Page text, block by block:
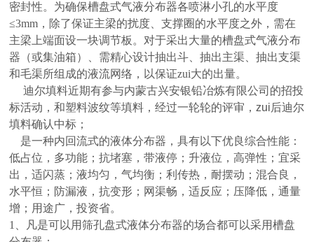
密封性。为确保槽盘式气液分布器各喷淋小孔的水平度
≤3mm，除了保证主梁的扰度、支撑圈的水平度之外，需在
主梁上端面设一块调节板。对于采出大量的槽盘式气液分布
器（或集油箱）、需精心设计抽出斗、抽出主渠、抽出支渠
和毛渠所组成的液流网络，以保证zui大的出量。
迪尔填料近期有参与内蒙古兴安银铅冶炼有限公司的招投
标活动，和塑料波纹等填料，经过一轮轮的评审，zui后迪尔
填料确认中标；
是一种内回流式的液体分布器，具有以下优良综合性能：
低占位，多功能；抗堵塞，带液停；升液位，高弹性；宜采
出，适闪蒸；液均匀，气均衡；利传热，耐摆动；混合良，
水平恒；防漏液，抗变形；网渠畅，适反应；压降低，通量
增；用途广，投资省。
1、凡是可以用筛孔盘式液体分布器的场合都可以采用槽盘